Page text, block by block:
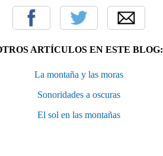
ARTÍCULOS EN ESTE BLOG:
La montaña y las moras
Sonoridades a oscuras
El sol en las montañas